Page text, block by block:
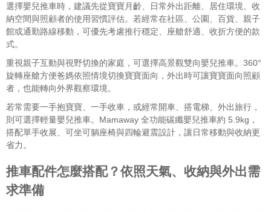
選擇嬰兒推車時，建議先從寶寶月齡、日常外出距離、居住環境、收
納空間與照顧者的使用習慣評估。若經常在社區、公園、百貨、親子
館或通勤路線移動，可優先考慮推行穩定、座艙舒適、收折方便的款
式。
重視親子互動與視野切換的家庭，可選擇高景觀雙向嬰兒推車。360°
旋轉座艙方便爸媽依照情境切換寶寶面向，外出時可讓寶寶面向照顧
者，也能轉向外界觀察環境。
若常需要一手抱寶寶、一手收車，或經常開車、搭電梯、外出旅行，
則可選擇輕量嬰兒推車。Mamaway 全功能碳纖嬰兒推車約 5.9kg，
搭配單手收展、可坐可躺座椅與四輪避震設計，讓日常移動與收納更
省力。
推車配件怎麼搭配？依照天氣、收納與外出需
求準備